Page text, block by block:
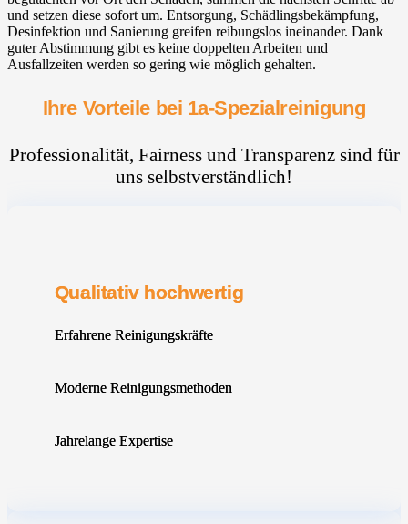
und setzen diese sofort um. Entsorgung, Schädlingsbekämpfung,
Desinfektion und Sanierung greifen reibungslos ineinander. Dank
guter Abstimmung gibt es keine doppelten Arbeiten und
Ausfallzeiten werden so gering wie möglich gehalten.
Ihre Vorteile bei 1a-Spezialreinigung
Professionalität, Fairness und Transparenz sind für
uns selbstverständlich!
Qualitativ hochwertig
Erfahrene Reinigungskräfte
Moderne Reinigungsmethoden
Jahrelange Expertise